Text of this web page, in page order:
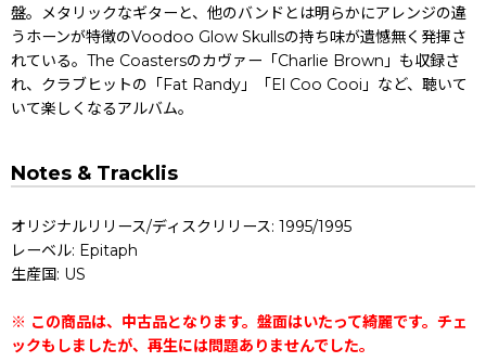
盤。メタリックなギターと、他のバンドとは明らかにアレンジの違
うホーンが特徴のVoodoo Glow Skullsの持ち味が遺憾無く発揮さ
れている。The Coastersのカヴァー「Charlie Brown」も収録さ
れ、クラブヒットの「Fat Randy」「El Coo Cooi」など、聴いて
いて楽しくなるアルバム。
Notes & Tracklis
オリジナルリリース/ディスクリリース: 1995/1995
レーベル: Epitaph
生産国: US
※ この商品は、中古品となります。盤面はいたって綺麗です。チェ
ックもしましたが、再生には問題ありませんでした。